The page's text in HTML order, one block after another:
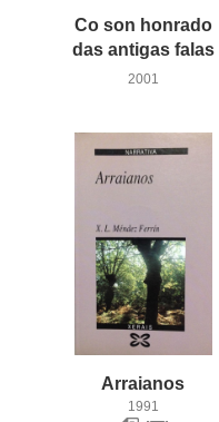
Co son honrado
das antigas falas
2001
Arraianos
1991